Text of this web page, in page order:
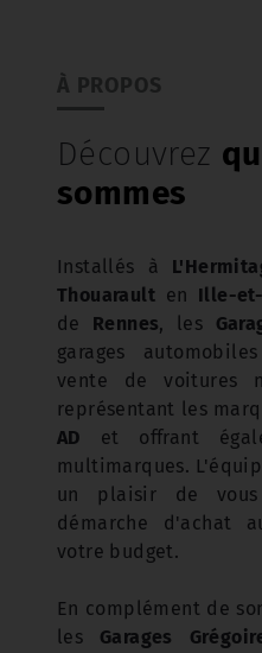
À PROPOS
Découvrez
sommes
Installés à
Thouarault en Ille-
de Rennes, les
garages
vente de voitures
représentant les
AD et offrant
multimarques.
un plaisir de
démarche d'achat
votre budget.
En complément de
les Garages